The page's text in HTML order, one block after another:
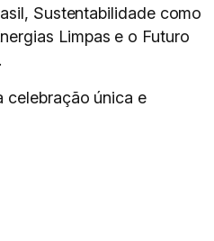
Sustentabilidade como
Limpas e o Futuro
celebração única e